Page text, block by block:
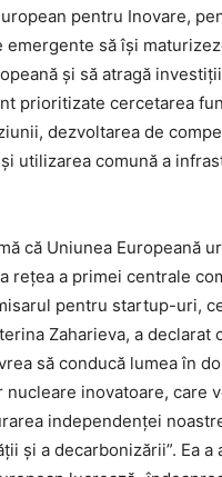
pentru Inovare,
să își
și să atragă
prioritizate cercetarea
dezvoltarea de
utilizarea comună a
că Uniunea Europeană
rețea a primei centrale
pentru startup-uri,
Zaharieva, a declarat
să conducă lumea în
inovatoare, care
independenței
și a decarbonizării”. Ea a